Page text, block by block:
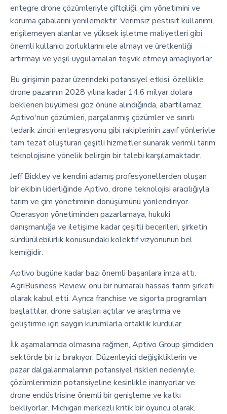
entegre drone çözümleriyle çiftçiliği, çim yönetimini ve
koruma çabalarını yenilemektir. Verimsiz pestisit kullanımı,
erişilemeyen alanlar ve yüksek işletme maliyetleri gibi
önemli kullanıcı zorluklarını ele almayı ve üretkenliği
artırmayı ve yeşil uygulamaları teşvik etmeyi amaçlıyorlar.
Bu girişimin pazar üzerindeki potansiyel etkisi, özellikle
drone pazarının 2028 yılına kadar 14.6 milyar dolara
beklenen büyümesi göz önüne alındığında, abartılamaz.
Aptivo'nun çözümleri, parçalanmış çözümler ve sınırlı
tedarik zinciri entegrasyonu gibi rakiplerinin zayıf yönleriyle
tam tezat oluşturan çeşitli hizmetler sunarak verimli tarım
teknolojisine yönelik belirgin bir talebi karşılamaktadır.
Jeff Bickley ve kendini adamış profesyonellerden oluşan
bir ekibin liderliğinde Aptivo, drone teknolojisi aracılığıyla
tarım ve çim yönetiminin dönüşümünü yönlendiriyor.
Operasyon yönetiminden pazarlamaya, hukuki
danışmanlığa ve iletişime kadar çeşitli becerileri, şirketin
sürdürülebilirlik konusundaki kolektif vizyonunun bel
kemiğidir.
Aptivo bugüne kadar bazı önemli başarılara imza attı.
AgriBusiness Review, onu bir numaralı hassas tarım şirketi
olarak kabul etti. Ayrıca franchise ve sigorta programları
başlattılar, drone satışları açtılar ve araştırma ve
geliştirme için saygın kurumlarla ortaklık kurdular.
İlk aşamalarında olmasına rağmen, Aptivo Group şimdiden
sektörde bir iz bırakıyor. Düzenleyici değişikliklerin ve
pazar dalgalanmalarının potansiyel riskleri nedeniyle,
çözümlerimizin potansiyeline kesinlikle inanıyorlar ve
drone endüstrisine önemli bir genişleme ve katkı
bekliyorlar. Michigan merkezli kritik bir oyuncu olarak,